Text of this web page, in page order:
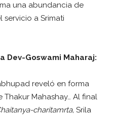
una abundancia de
servicio a Srimati
Dev-Goswami Maharaj:
reveló en forma
Mahashay… Al final
charitamrta, Srila